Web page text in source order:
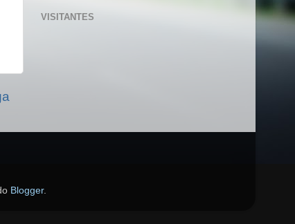
VISITANTES
Blogger.